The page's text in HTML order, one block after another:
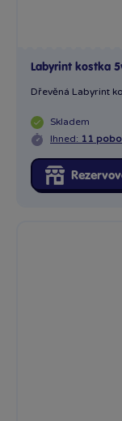
Labyrint kostka
Dřevěná Labyrint
Skladem
Ihned: 11